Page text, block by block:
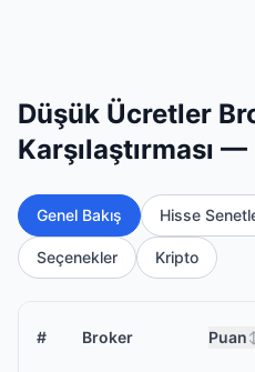
Düşük Ücretler
Karşılaştırması
Genel Bakış Hisse
Seçenekler Kripto
# Broker Puan